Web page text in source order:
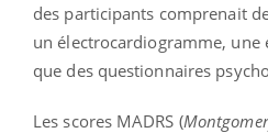
des participants comprenait
un électrocardiogramme, une
que des questionnaires
Les scores MADRS (